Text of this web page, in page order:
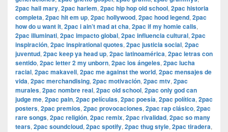
2pac hail mary, 2pac harlem, 2pac hip hop old school, 2pac historia
completa, 2pac hit em up, 2pac hollywood, 2pac hood legend, 2pac
how do u want it, 2pac i ain’t mad at cha, 2pac if my homie calls,
2pac illuminati, 2pac impacto global, 2pac influencia cultural, 2pac
inspiración, 2pac inspirational quotes, 2pac justicia social, 2pac
juventud, 2pac keep ya head up, 2pac latinoamérica, 2pac letras con
sentido, 2pac letter 2 my unborn, 2pac los ángeles, 2pac lucha
racial, 2pac makaveli, 2pac me against the world, 2pac mensajes de
vida, 2pac merchandising, 2pac motivación, 2pac mtv, 2pac
murales, 2pac nombre real, 2pac old school, 2pac only god can
judge me, 2pac pain, 2pac películas, 2pac poesía, 2pac política, 2pac
posters, 2pac premios, 2pac provocaciones, 2pac rap clásico, 2pac
rare songs, 2pac religión, 2pac remix, 2pac rivalidad, 2pac so many
tears, 2pac soundcloud, 2pac spotify, 2pac thug style, 2pac tiradera,